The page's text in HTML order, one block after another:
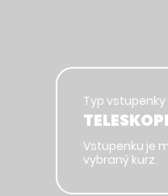
Typ vstupenky
Vstupenku je
vybraný kurz.